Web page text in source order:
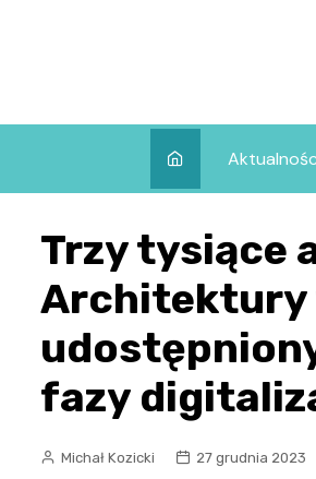
Trzy tysiące
Architektury
fazy
Michał Kozicki 27 grudnia 2023